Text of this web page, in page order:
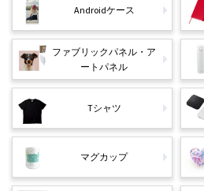
Androidケース
ファブリックパネル・ア
ートパネル
Tシャツ
マグカップ